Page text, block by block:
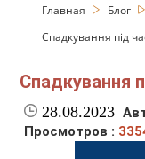
Главная Блог
Спадкування під
Спадкування
28.08.2023
Просмотров :